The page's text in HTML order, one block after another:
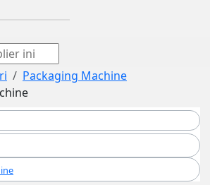
Packaging Machine